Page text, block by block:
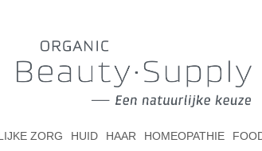
ZORG HUID HAAR HOMEOPATHIE